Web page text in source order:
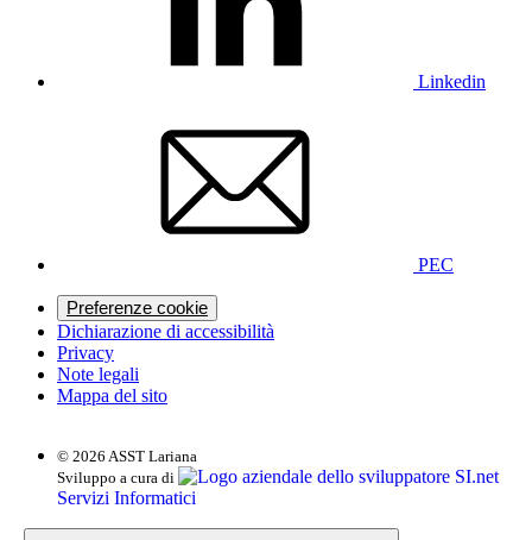
Linkedin
PEC
Preferenze cookie
Dichiarazione di accessibilità
Privacy
Note legali
Mappa del sito
© 2026 ASST Lariana
Sviluppo a cura di
SI.net
Servizi Informatici